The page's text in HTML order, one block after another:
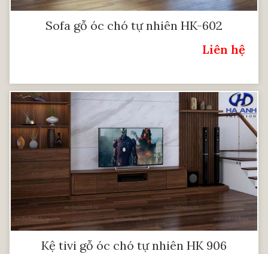
Sofa gỗ óc chó tự nhiên HK-602
Liên hệ
Kệ tivi gỗ óc chó tự nhiên HK 906